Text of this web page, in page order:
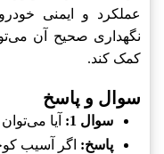
عملکرد و ایمنی
نگهداری صحیح آن
کمک کند.
سوال و پاسخ
سوال 1:
آیا می‌توان درب
پاسخ: اگر آسیب